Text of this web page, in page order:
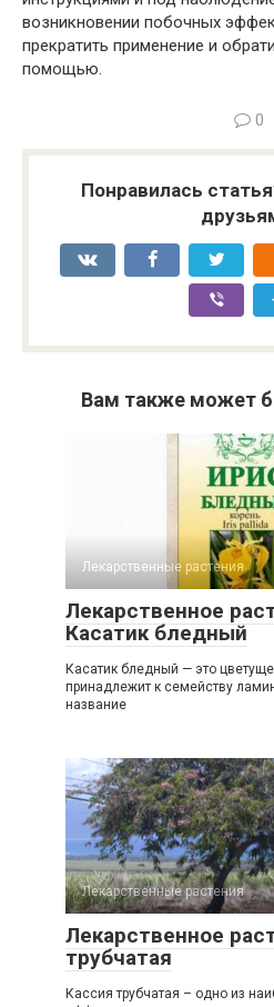
возникновении побочных
прекратить применение и
помощью.
0
Понравилась
Вам также может
Лекарственные растения
Лекарственное
Касатик бледный
Касатик бледный — это
принадлежит к семейству
название
Лекарственные растения
Лекарственное
трубчатая
Кассия трубчатая – одно из